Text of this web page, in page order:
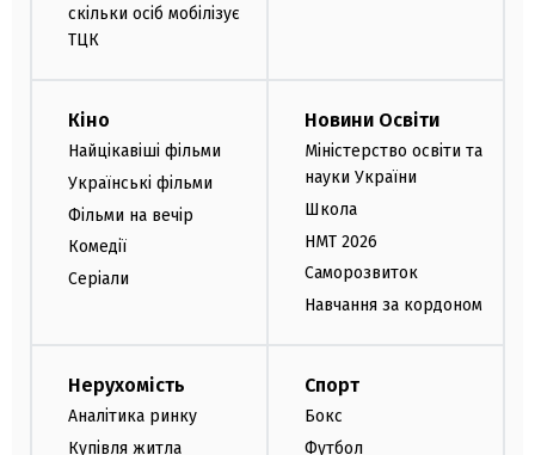
скільки осіб мобілізує
ТЦК
Кіно
Найцікавіші фільми
Українські фільми
Фільми на вечір
Комедії
Серіали
Новини Освіти
Міністерство освіти та
науки України
Школа
НМТ 2026
Саморозвиток
Навчання за кордоном
Нерухомість
Аналітика ринку
Купівля житла
Спорт
Бокс
Футбол